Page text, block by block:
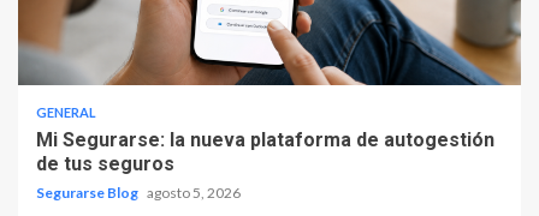
GENERAL
Mi Segurarse: la nueva plataforma de autogestión
de tus seguros
Segurarse Blog agosto 5, 2026